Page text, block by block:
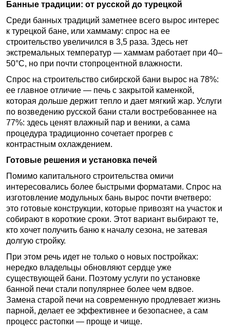
Банные традиции: от русской до турецкой
Среди банных традиций заметнее всего вырос интерес
к турецкой бане, или хаммаму: спрос на ее
строительство увеличился в 3,5 раза. Здесь нет
экстремальных температур — хаммам работает при 40–
50°C, но при почти стопроцентной влажности.
Спрос на строительство сибирской бани вырос на 78%:
ее главное отличие — печь с закрытой каменкой,
которая дольше держит тепло и дает мягкий жар. Услуги
по возведению русской бани стали востребованнее на
77%: здесь ценят влажный пар и веники, а сама
процедура традиционно сочетает прогрев с
контрастным охлаждением.
Готовые решения и установка печей
Помимо капитального строительства омичи
интересовались более быстрыми форматами. Спрос на
изготовление модульных бань вырос почти вчетверо:
это готовые конструкции, которые привозят на участок и
собирают в короткие сроки. Этот вариант выбирают те,
кто хочет получить баню к началу сезона, не затевая
долгую стройку.
При этом речь идет не только о новых постройках:
нередко владельцы обновляют сердце уже
существующей бани. Поэтому услуги по установке
банной печи стали популярнее более чем вдвое.
Замена старой печи на современную продлевает жизнь
парной, делает ее эффективнее и безопаснее, а сам
процесс растопки — проще и чище.